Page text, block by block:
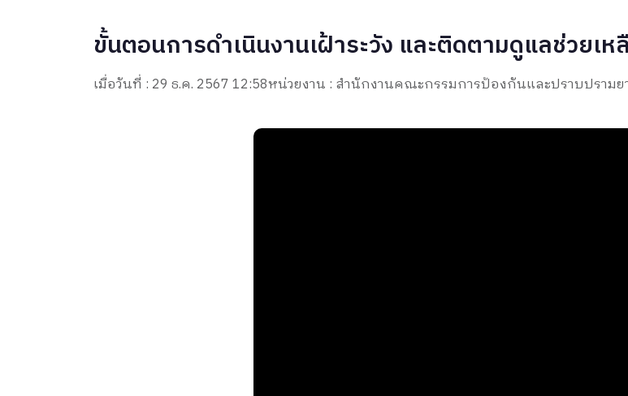
ขั้นตอนการดำเนินงานเฝ้าระวัง และติดตามดูแลช่วยเ
เมื่อวันที่ : 29 ธ.ค. 2567 12:58หน่วยงาน : สำนักงานคณะกรรมการป้องกันและปราบปราม